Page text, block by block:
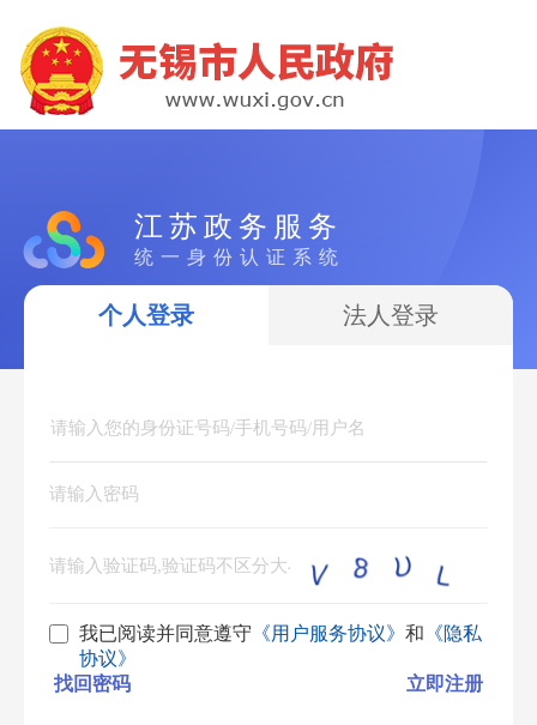
江苏政务服务
统一身份认证系统
个人登录 法人登录
我已阅读并同意遵守 《用户服务协议》 和 《隐私
协议》
找回密码
立即注册